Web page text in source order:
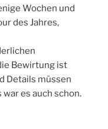
Wochen und
des Jahres,
Bewirtung ist
Details müssen
es auch schon.